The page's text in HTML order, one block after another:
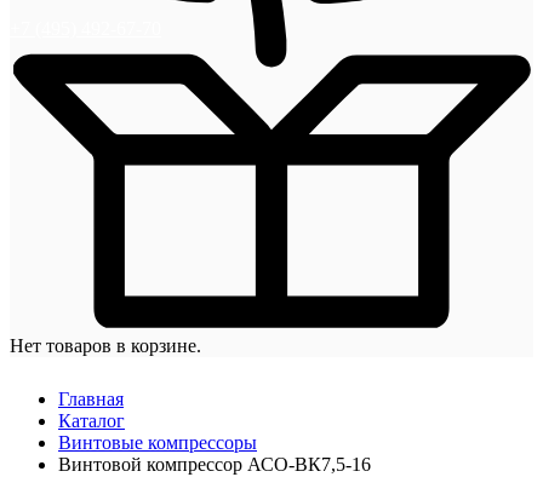
Нет товаров в корзине.
Главная
Каталог
Винтовые компрессоры
Винтовой компрессор АСО-ВК7,5-16